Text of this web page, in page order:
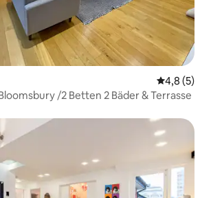
4,8 (5)
/2 Betten 2 Bäder & Terrasse